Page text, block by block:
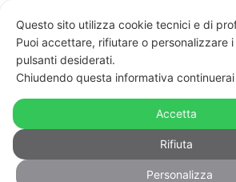
Non ci son più gli haters
l’insostenibile
Questo sito utilizza cookie tecnici e di
Puoi accettare, rifiutare o personalizzare
pulsanti desiderati.
Chiudendo questa informativa
Accetta
Rifiuta
Personalizza